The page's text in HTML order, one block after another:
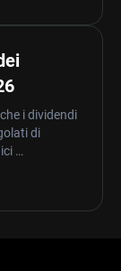
i dividendi
di
…